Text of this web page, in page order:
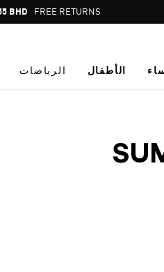
Pause
promotion
BHD FREE RETURNS
الأطفال الرياضات